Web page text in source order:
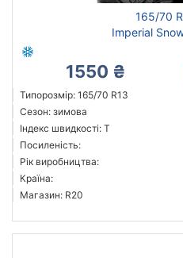
165/70
Imperial
1550 ₴
Типорозмір: 165/70 R13
Сезон: зимова
Індекс швидкості: T
Посиленість:
Рік виробництва:
Країна:
Магазин: R20